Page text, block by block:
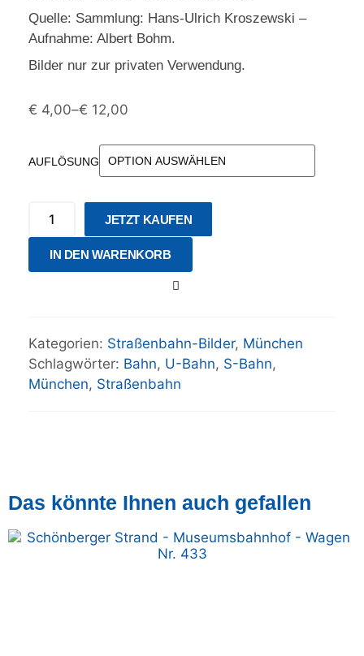
Quelle: Sammlung: Hans-Ulrich Kroszewski –
Aufnahme: Albert Bohm.
Bilder nur zur privaten Verwendung.
€ 4,00–€ 12,00
AUFLÖSUNG
JETZT KAUFEN
IN DEN WARENKORB
Kategorien: Straßenbahn-Bilder, München
Schlagwörter: Bahn, U-Bahn, S-Bahn,
München, Straßenbahn
Das könnte Ihnen auch gefallen